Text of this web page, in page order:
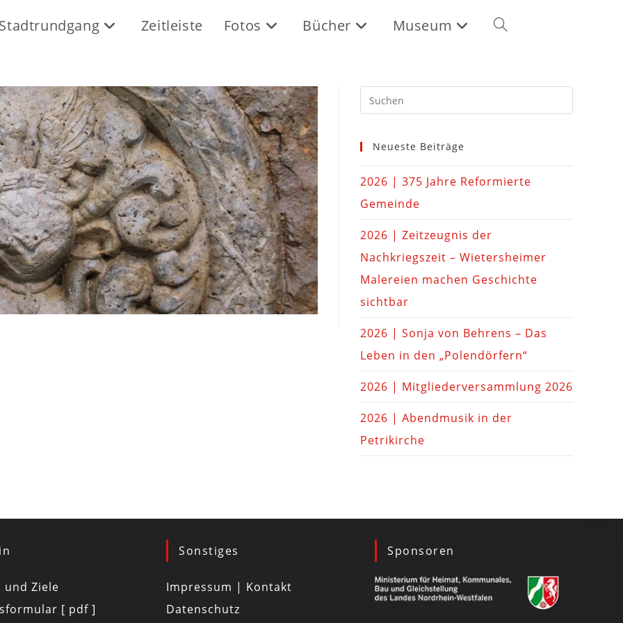
Zeitleiste Fotos Bücher Museum
Neueste Beiträge
2026 | 375 Jahre Reformierte
Gemeinde
2026 | Zeitzeugnis der
Nachkriegszeit – Wietersheimer
Malereien machen Geschichte
sichtbar
2026 | Sonja von Behrens – Das
Leben in den „Polendörfern“
2026 | Mitgliederversammlung 2026
2026 | Abendmusik in der
Petrikirche
und Ziele
[ pdf ]
Sonstiges
Impressum | Kontakt
Datenschutz
Sponsoren